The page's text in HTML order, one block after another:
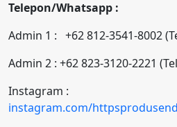
Telepon/Whatsapp :
Admin 1 : +62 812-3541-8002
Admin 2 : +62 823-3120-2221
Instagram :
instagram.com/